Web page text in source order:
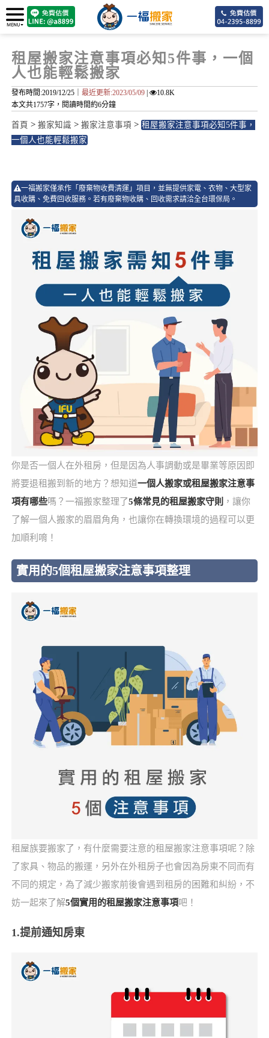
租屋搬家注意事項必知5件事，一個
人也能輕鬆搬家
發布時間:2019/12/25｜ 最近更新:2023/05/09|
10.8K
本文共1757字，閱讀時間約6分鐘
首頁 > 搬家知識 > 搬家注意事項 > 租屋搬家注意事項必知5件事，
一個人也能輕鬆搬家
一福搬家僅承作「廢棄物收費清運」項目，並無提供家電、衣物、大型家
具收購、免費回收服務。若有廢棄物收購、回收需求請洽全台環保局。
你是否一個人在外租房，但是因為人事調動或是畢業等原因即
將要退租搬到新的地方？想知道一個人搬家或租屋搬家注意事
項有哪些嗎？一福搬家整理了5條常見的租屋搬家守則
，讓你
了解一個人搬家的眉眉角角，也讓你在轉換環境的過程可以更
加順利唷！
實用的5個租屋搬家注意事項整理
租屋族要搬家了，有什麼需要注意的租屋搬家注意事項呢？除
了家具、物品的搬運，另外在外租房子也會因為房東不同而有
不同的規定，為了減少搬家前後會遇到租房的困難和糾紛，不
妨一起來了解5個實用的租屋搬家注意事項吧！
1.提前通知房東